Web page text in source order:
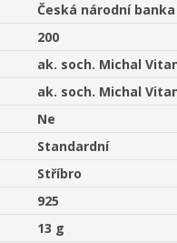
Česká národní banka
200
ak. soch. Michal
ak. soch. Michal
Ne
Standardní
Stříbro
925
13 g